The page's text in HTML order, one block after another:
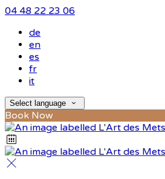
04 48 22 23 06
de
en
es
fr
it
Select language
Book Now